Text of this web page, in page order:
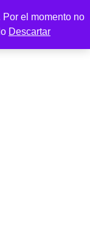
el momento no
Descartar